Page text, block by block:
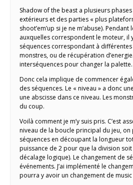
Shadow of the beast a plusieurs
extérieurs et des parties « plus
shoot’em’up si je ne m’abuse).
auxquelles correspondent le moteur, il
séquences correspondant à différentes
monstres, ou de récupération
interséquences pour changer la
Donc cela implique de commencer
des séquences. Le « niveau » a donc
une abscisse dans ce niveau. Les
du coup.
Voilà comment je m’y suis pris. C’est
niveau de la boucle principal du jeu,
séquences en découpant la longueur
puissance de 2 pour que la division
décalage logique). Le changement de
événements. J’ai implémenté le
pourra y avoir un changement de